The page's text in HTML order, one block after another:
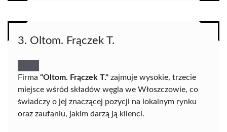
3. Oltom. Frączek T.
Firma "Oltom. Frączek T." zajmuje wysokie, trzecie
miejsce wśród składów węgla we Włoszczowie, co
świadczy o jej znaczącej pozycji na lokalnym rynku
oraz zaufaniu, jakim darzą ją klienci.